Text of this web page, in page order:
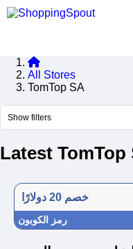
All Stores
TomTop SA
Show filters
Latest
خصم 20 دولارًا
رمز الكوبون